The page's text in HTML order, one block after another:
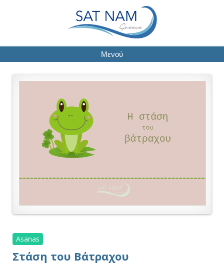
Μενού
Asanas
Στάση του Βάτραχου